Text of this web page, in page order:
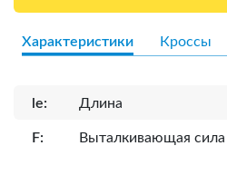
Характеристики Кроссы
le: Длина
F: Выталкивающая сила